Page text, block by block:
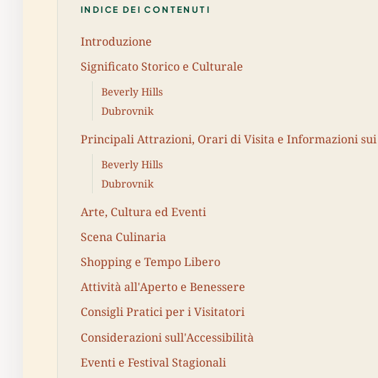
INDICE DEI CONTENUTI
Introduzione
Significato Storico e Culturale
Beverly Hills
Dubrovnik
Principali Attrazioni, Orari di Visita e Informazioni
Beverly Hills
Dubrovnik
Arte, Cultura ed Eventi
Scena Culinaria
Shopping e Tempo Libero
Attività all'Aperto e Benessere
Consigli Pratici per i Visitatori
Considerazioni sull'Accessibilità
Eventi e Festival Stagionali